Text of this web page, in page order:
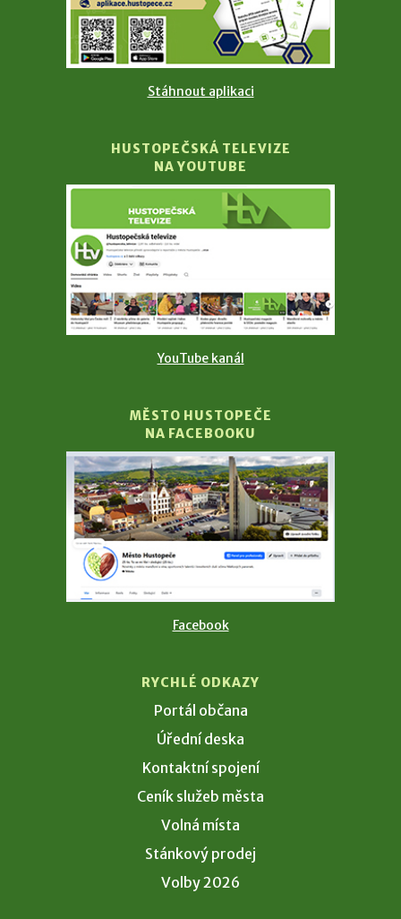
Stáhnout aplikaci
HUSTOPEČSKÁ TELEVIZE
NA YOUTUBE
YouTube kanál
MĚSTO HUSTOPEČE
NA FACEBOOKU
Facebook
RYCHLÉ ODKAZY
Portál občana
Úřední deska
Kontaktní spojení
Ceník služeb města
Volná místa
Stánkový prodej
Volby 2026